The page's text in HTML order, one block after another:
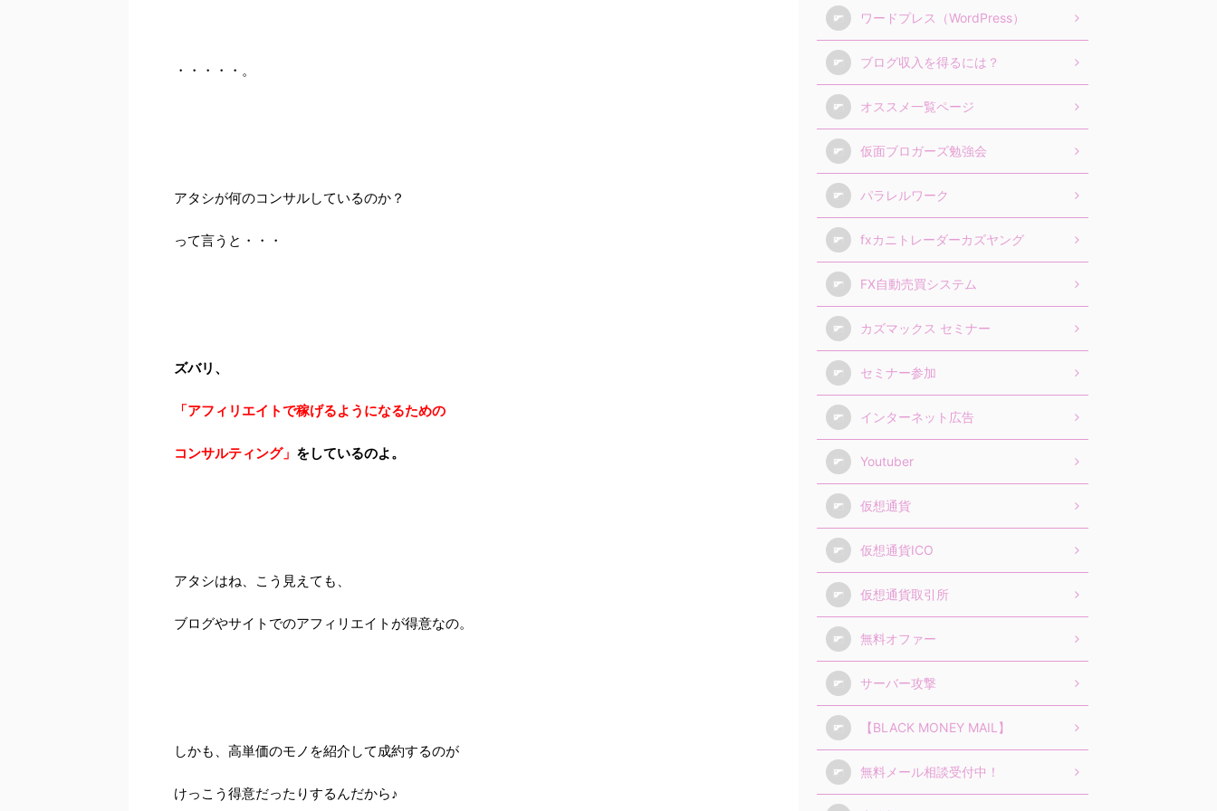
・・・・・。
アタシが何のコンサルしているのか？
って言うと・・・
ズバリ、
「アフィリエイトで稼げるようになるための
コンサルティング」 をしているのよ。
アタシはね、こう見えても、
ブログやサイトでのアフィリエイトが得意なの。
しかも、高単価のモノを紹介して成約するのが
けっこう得意だったりするんだから♪
ワードプレス（WordPress）
ブログ収入を得るには？
オススメ一覧ページ
仮面ブロガーズ勉強会
パラレルワーク
fxカニトレーダーカズヤング
FX自動売買システム
カズマックス セミナー
セミナー参加
インターネット広告
Youtuber
仮想通貨
仮想通貨ICO
仮想通貨取引所
無料オファー
サーバー攻撃
【BLACK MONEY MAIL】
無料メール相談受付中！